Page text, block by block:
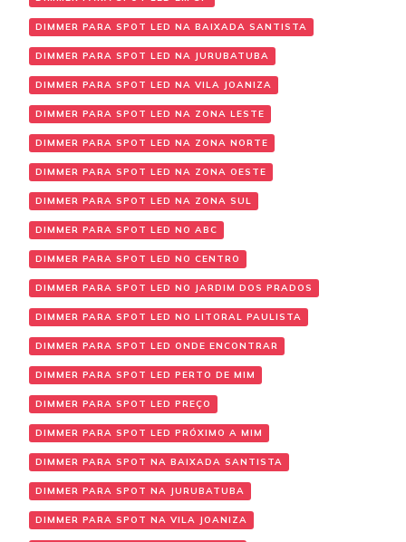
DIMMER PARA SPOT LED NA BAIXADA SANTISTA
DIMMER PARA SPOT LED NA JURUBATUBA
DIMMER PARA SPOT LED NA VILA JOANIZA
DIMMER PARA SPOT LED NA ZONA LESTE
DIMMER PARA SPOT LED NA ZONA NORTE
DIMMER PARA SPOT LED NA ZONA OESTE
DIMMER PARA SPOT LED NA ZONA SUL
DIMMER PARA SPOT LED NO ABC
DIMMER PARA SPOT LED NO CENTRO
DIMMER PARA SPOT LED NO JARDIM DOS PRADOS
DIMMER PARA SPOT LED NO LITORAL PAULISTA
DIMMER PARA SPOT LED ONDE ENCONTRAR
DIMMER PARA SPOT LED PERTO DE MIM
DIMMER PARA SPOT LED PREÇO
DIMMER PARA SPOT LED PRÓXIMO A MIM
DIMMER PARA SPOT NA BAIXADA SANTISTA
DIMMER PARA SPOT NA JURUBATUBA
DIMMER PARA SPOT NA VILA JOANIZA